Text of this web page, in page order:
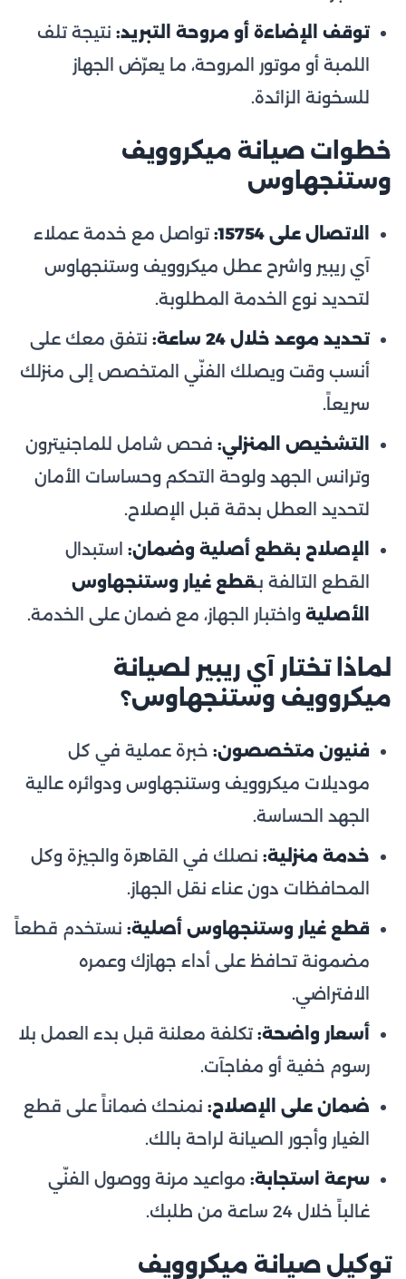
توقف الإضاءة أو مروحة التبريد: نتيجة تلف
اللمبة أو موتور المروحة، ما يعرّض الجهاز
للسخونة الزائدة.
خطوات صيانة ميكروويف
وستنجهاوس
الاتصال على 15754:
تواصل مع خدمة عملاء
آي ريبير واشرح عطل ميكروويف وستنجهاوس
لتحديد نوع الخدمة المطلوبة.
تحديد موعد خلال 24 ساعة:
نتفق معك على
أنسب وقت ويصلك الفنّي المتخصص إلى منزلك
سريعاً.
التشخيص المنزلي: فحص شامل للماجنيترون
وترانس الجهد ولوحة التحكم وحساسات الأمان
لتحديد العطل بدقة قبل الإصلاح.
الإصلاح بقطع أصلية وضمان: استبدال
القطع التالفة بـقطع غيار وستنجهاوس
الأصلية واختبار الجهاز، مع ضمان على الخدمة.
لماذا تختار آي ريبير لصيانة
ميكروويف وستنجهاوس؟
فنيون متخصصون: خبرة عملية في كل
موديلات ميكروويف وستنجهاوس ودوائره عالية
الجهد الحساسة.
خدمة منزلية: نصلك في القاهرة والجيزة وكل
المحافظات دون عناء نقل الجهاز.
قطع غيار وستنجهاوس أصلية: نستخدم قطعاً
مضمونة تحافظ على أداء جهازك وعمره
الافتراضي.
أسعار واضحة: تكلفة معلنة قبل بدء العمل بلا
رسوم خفية أو مفاجآت.
ضمان على الإصلاح: نمنحك ضماناً على قطع
الغيار وأجور الصيانة لراحة بالك.
سرعة استجابة: مواعيد مرنة ووصول الفنّي
غالباً خلال 24 ساعة من طلبك.
توكيل صيانة ميكروويف